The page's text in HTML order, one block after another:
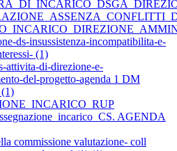
ds-insussistenza-incompatibilita-e-
(1)
attivita-di-direzione-e-
del-progetto-agenda 1 DM
AGENDA
commissione valutazione- coll